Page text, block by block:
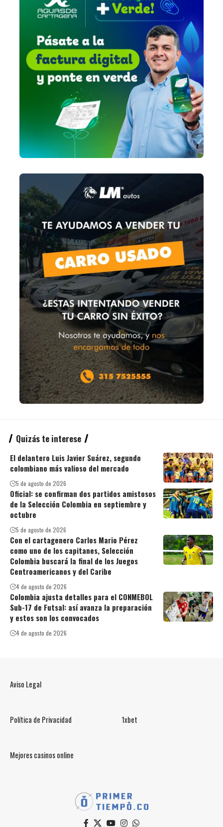
Quizás te interese
El delantero Luis Javier Suárez, segundo
colombiano más valioso del mercado
5 de agosto de 2026
Oficial: se confirman dos partidos amistosos
de la Selección Colombia en septiembre y
octubre
5 de agosto de 2026
Con el cartagenero Carlos Mario Pérez
como uno de los capitanes, Selección
Colombia buscará la final de los Juegos
Centroamericanos y del Caribe
4 de agosto de 2026
Colombia ajusta detalles para el CONMEBOL
Sub-17 de Futsal: así avanza la preparación
y estos son los convocados
4 de agosto de 2026
Aviso Legal
Política de Privacidad 1xbet
Mejores casinos online